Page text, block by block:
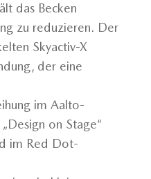
das Becken
zu reduzieren. Der
Skyactiv-X
der eine
im Aalto-
on Stage“
im Red Dot-